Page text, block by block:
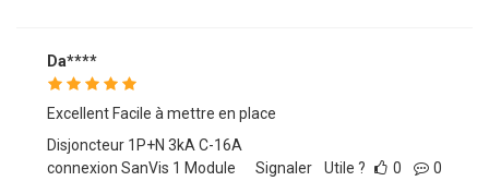
Da****
Excellent Facile à mettre en place
Disjoncteur 1P+N 3kA C-16A
connexion SanVis 1 Module
Signaler Utile ? 0 0